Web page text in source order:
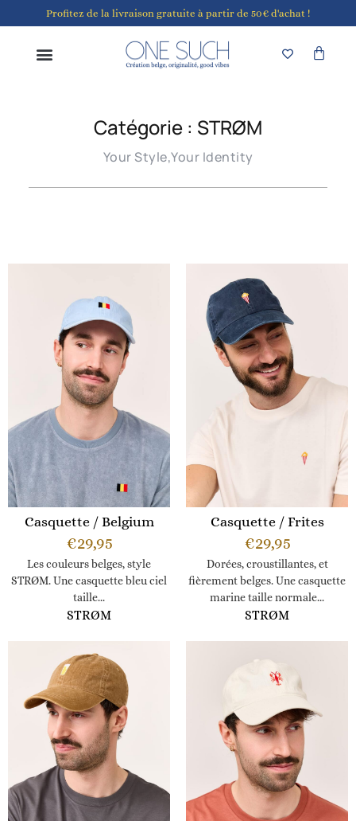
Profitez de la livraison gratuite à partir de 50€ d'achat !
Catégorie : STRØM
Your Style,Your Identity
Casquette / Belgium
€29,95
Les couleurs belges, style
STRØM. Une casquette bleu ciel
taille...
STRØM
Casquette / Frites
€29,95
Dorées, croustillantes, et
fièrement belges. Une casquette
marine taille normale...
STRØM